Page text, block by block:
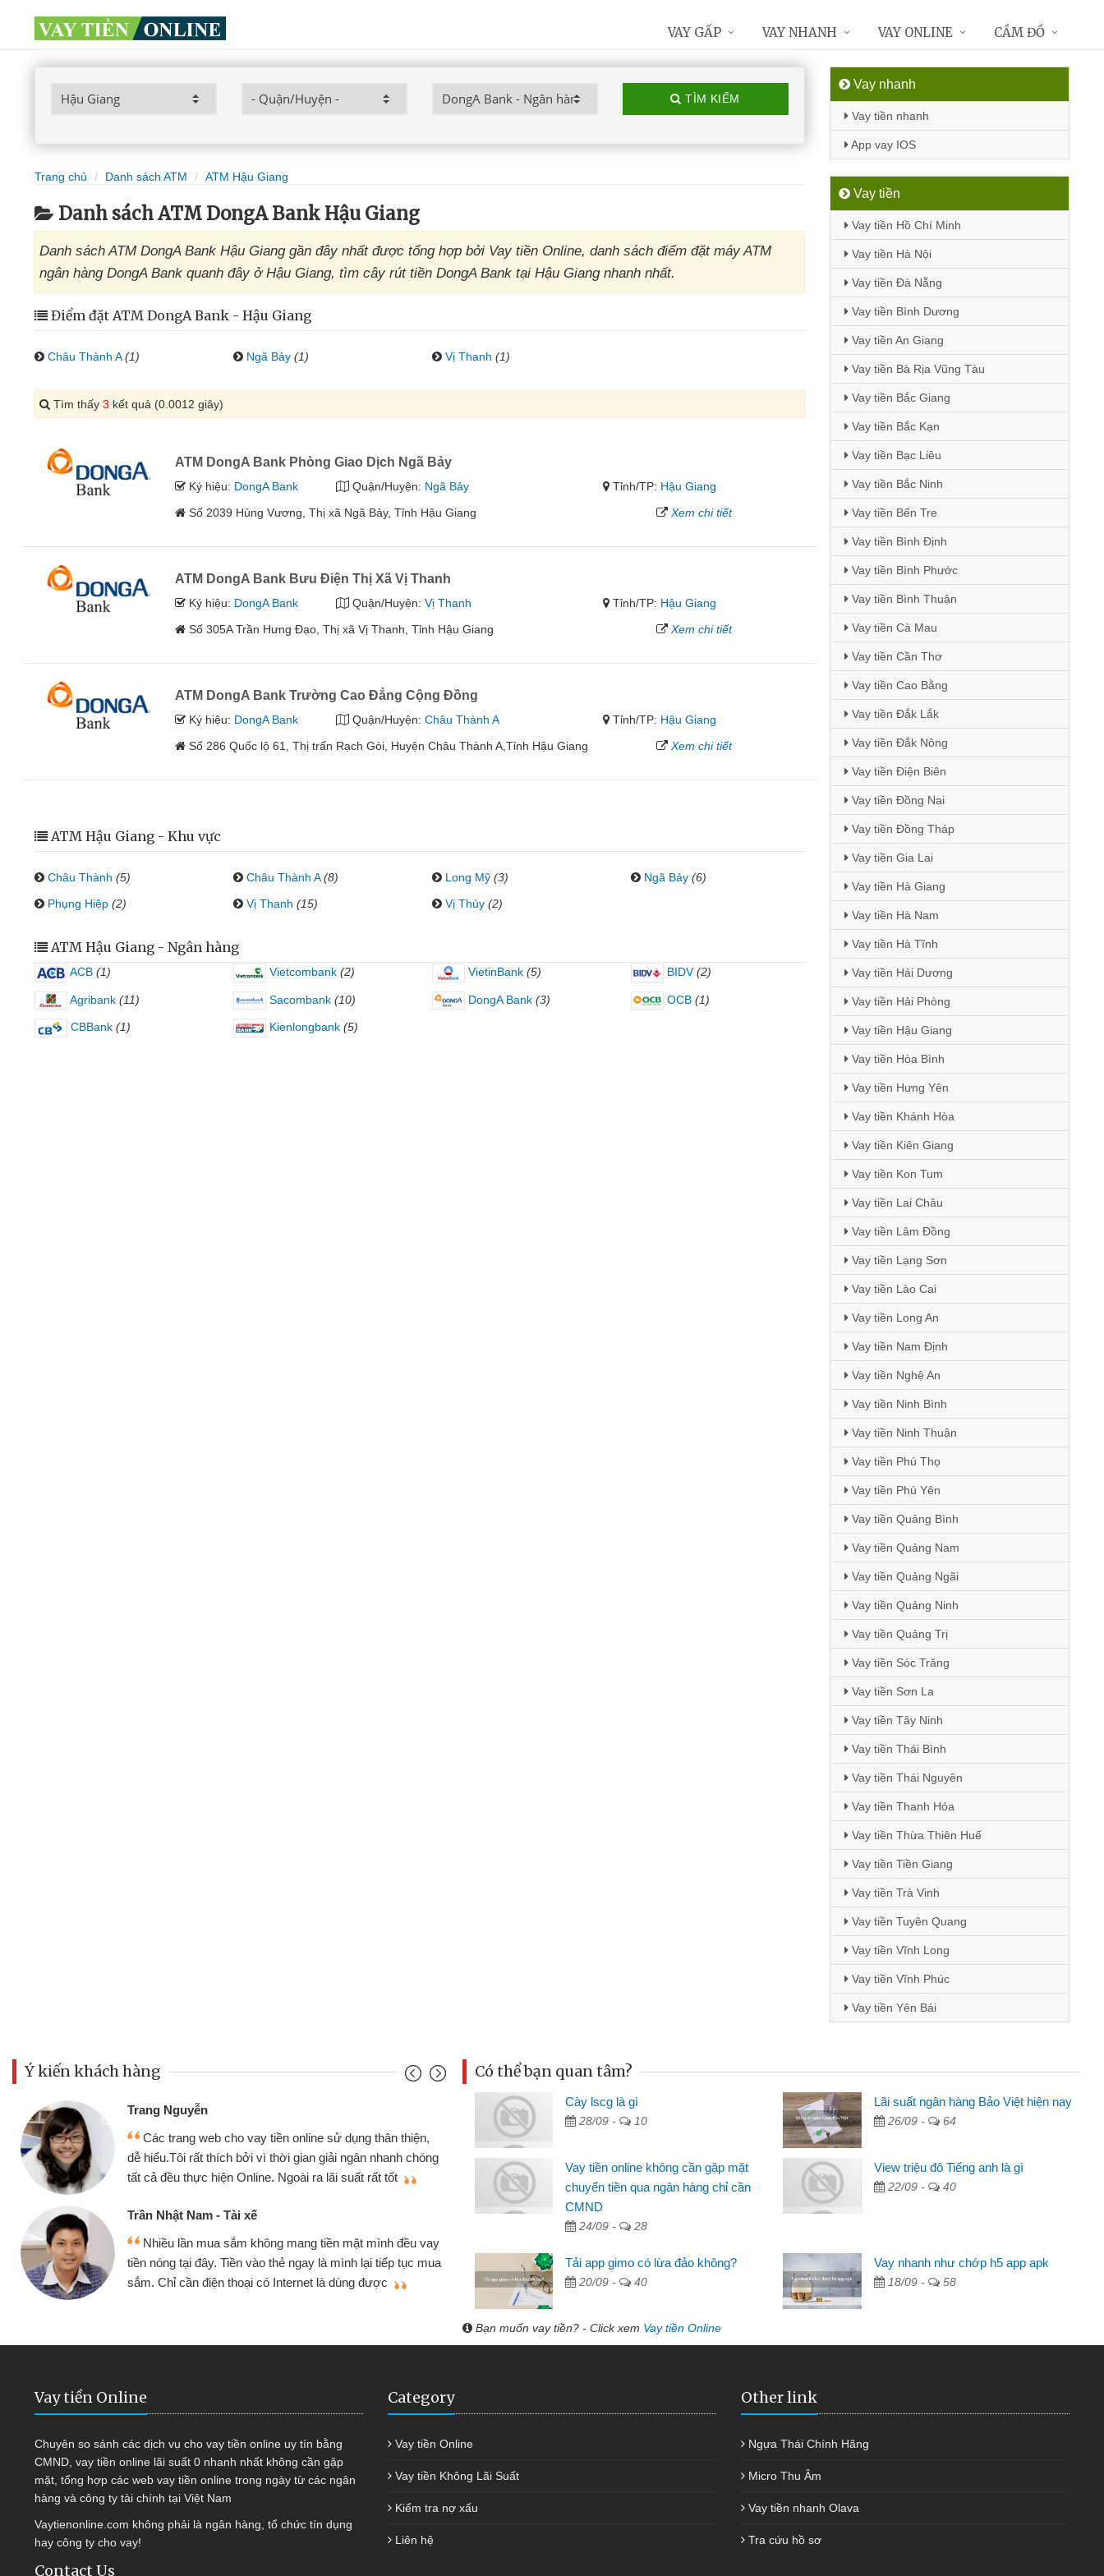
TÌM KIẾM
Trang chủ Danh sách ATM ATM Hậu Giang
Danh sách ATM DongA Bank Hậu Giang
Danh sách ATM DongA Bank Hậu Giang gần đây nhất được tổng hợp bởi Vay tiền Online, danh sách điểm đặt máy ATM
ngân hàng DongA Bank quanh đây ở Hậu Giang, tìm cây rút tiền DongA Bank tại Hậu Giang nhanh nhất.
Điểm đặt ATM DongA Bank - Hậu Giang
Châu Thành A (1) Ngã Bảy (1) Vị Thanh (1)
Tìm thấy 3 kết quả (0.0012 giây)
ATM DongA Bank Phòng Giao Dịch Ngã Bảy
Ký hiệu: DongA Bank Quận/Huyện: Ngã Bảy Tỉnh/TP: Hậu Giang
Số 2039 Hùng Vương, Thị xã Ngã Bảy, Tỉnh Hậu Giang
Xem chi tiết
ATM DongA Bank Bưu Điện Thị Xã Vị Thanh
Ký hiệu: DongA Bank Quận/Huyện: Vị Thanh Tỉnh/TP: Hậu Giang
Số 305A Trần Hưng Đạo, Thị xã Vị Thanh, Tỉnh Hậu Giang
Xem chi tiết
ATM DongA Bank Trường Cao Đẳng Cộng Đồng
Ký hiệu: DongA Bank Quận/Huyện: Châu Thành A Tỉnh/TP: Hậu Giang
Số 286 Quốc lộ 61, Thị trấn Rạch Gòi, Huyện Châu Thành A,Tỉnh Hậu Giang
Xem chi tiết
ATM Hậu Giang - Khu vực
Châu Thành (5) Châu Thành A (8) Long Mỹ (3) Ngã Bảy (6)
Phụng Hiệp (2) Vị Thanh (15) Vị Thủy (2)
ATM Hậu Giang - Ngân hàng
ACB (1) Vietcombank (2) VietinBank (5) BIDV (2)
Agribank (11) Sacombank (10) DongA Bank (3) OCB (1)
CBBank (1) Kienlongbank (5)
Vay nhanh
Vay tiền nhanh
App vay IOS
Vay tiền
Vay tiền Hồ Chí Minh
Vay tiền Hà Nội
Vay tiền Đà Nẵng
Vay tiền Bình Dương
Vay tiền An Giang
Vay tiền Bà Rịa Vũng Tàu
Vay tiền Bắc Giang
Vay tiền Bắc Kạn
Vay tiền Bạc Liêu
Vay tiền Bắc Ninh
Vay tiền Bến Tre
Vay tiền Bình Định
Vay tiền Bình Phước
Vay tiền Bình Thuận
Vay tiền Cà Mau
Vay tiền Cần Thơ
Vay tiền Cao Bằng
Vay tiền Đắk Lắk
Vay tiền Đắk Nông
Vay tiền Điện Biên
Vay tiền Đồng Nai
Vay tiền Đồng Tháp
Vay tiền Gia Lai
Vay tiền Hà Giang
Vay tiền Hà Nam
Vay tiền Hà Tĩnh
Vay tiền Hải Dương
Vay tiền Hải Phòng
Vay tiền Hậu Giang
Vay tiền Hòa Bình
Vay tiền Hưng Yên
Vay tiền Khánh Hòa
Vay tiền Kiên Giang
Vay tiền Kon Tum
Vay tiền Lai Châu
Vay tiền Lâm Đồng
Vay tiền Lạng Sơn
Vay tiền Lào Cai
Vay tiền Long An
Vay tiền Nam Định
Vay tiền Nghệ An
Vay tiền Ninh Bình
Vay tiền Ninh Thuận
Vay tiền Phú Thọ
Vay tiền Phú Yên
Vay tiền Quảng Bình
Vay tiền Quảng Nam
Vay tiền Quảng Ngãi
Vay tiền Quảng Ninh
Vay tiền Quảng Trị
Vay tiền Sóc Trăng
Vay tiền Sơn La
Vay tiền Tây Ninh
Vay tiền Thái Bình
Vay tiền Thái Nguyên
Vay tiền Thanh Hóa
Vay tiền Thừa Thiên Huế
Vay tiền Tiền Giang
Vay tiền Trà Vinh
Vay tiền Tuyên Quang
Vay tiền Vĩnh Long
Vay tiền Vĩnh Phúc
Vay tiền Yên Bái
VAY GẤP VAY NHANH VAY ONLINE CẦM ĐỒ
Ý kiến khách hàng
online sử dụng thân thiện,
gian giải ngân nhanh chóng
ra lãi suất rất tốt
tiền mặt mình đều vay
ngay là mình lại tiếp tục mua
là dùng được
Mình cần tiền gấp nên định cầm cố chiếc xe wave
nhưng thật may đã có gói vay tiền bằng CMND online
không cần gặp mặt nên rất tiện lợi, sẽ giới thiệu cho bạn
bè biết
Tôi kinh doanh buôn bán nhỏ lẻ nhiều lúc cần vốn nhập
hàng, nhờ biết đến website qua bạn bè giới thiệu tôi đã giải
quyết được công việc của mình nhanh chóng
Mai Lan - Sinh viên
Tôi biết đến thông qua quảng cáo trên facebook. Tôi là
sinh viên nên cần đóng tiền nhà, sinh nhật bạn bè, mà đọc
thấy thủ tục nhanh gọn nên tôi quyết định vay
Lâm Minh Chánh
cần có 2 triệu để giải quyết việc riêng, trong 1-2 ngày tôi trả
được thôi. Cảm ơn đã giúp tôi kịp thời và nhanh chóng
Có thể bạn quan tâm?
Cày lscg là gì
28/09 - 10
Lãi suất ngân hàng Bảo Việt hiện nay
26/09 - 64
Vay tiền online không cần gặp mặt
chuyển tiền qua ngân hàng chỉ cần
CMND
24/09 - 28
View triệu đô Tiếng anh là gì
22/09 - 40
Tải app gimo có lừa đảo không?
20/09 - 40
Vay nhanh như chớp h5 app apk
18/09 - 58
Bạn muốn vay tiền? - Click xem Vay tiền Online
Vay tiền Online
Chuyên so sánh các dịch vụ cho vay tiền online uy tín bằng
CMND, vay tiền online lãi suất 0 nhanh nhất không cần gặp
mặt, tổng hợp các web vay tiền online trong ngày từ các ngân
hàng và công ty tài chính tại Việt Nam
Vaytienonline.com không phải là ngân hàng, tổ chức tín dụng
hay công ty cho vay!
Contact Us
Category
Vay tiền Online
Vay tiền Không Lãi Suất
Kiểm tra nợ xấu
Liên hệ
Other link
Ngựa Thái Chính Hãng
Micro Thu Âm
Vay tiền nhanh Olava
Tra cứu hồ sơ